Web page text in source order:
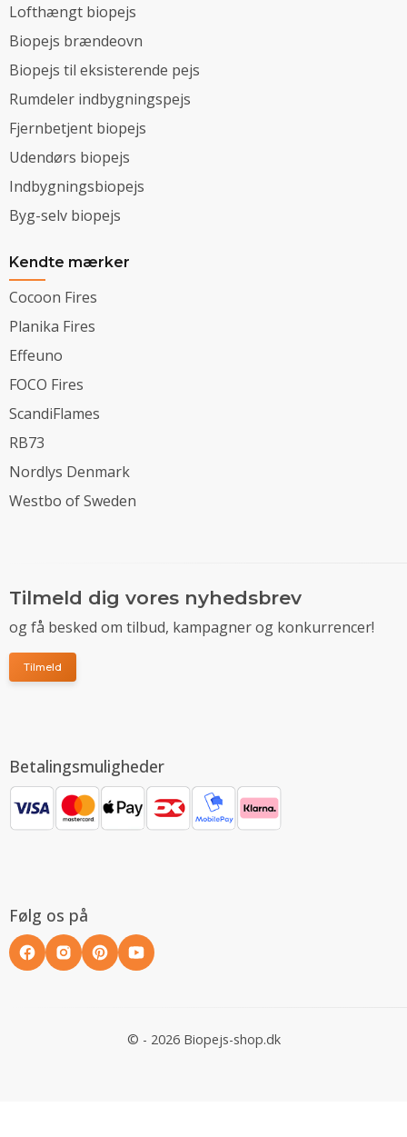
Lofthængt biopejs
Biopejs brændeovn
Biopejs til eksisterende pejs
Rumdeler indbygningspejs
Fjernbetjent biopejs
Udendørs biopejs
Indbygningsbiopejs
Byg-selv biopejs
Kendte mærker
Cocoon Fires
Planika Fires
Effeuno
FOCO Fires
ScandiFlames
RB73
Nordlys Denmark
Westbo of Sweden
Tilmeld dig vores nyhedsbrev
og få besked om tilbud, kampagner og konkurrencer!
Tilmeld
Betalingsmuligheder
Følg os på
© - 2026 Biopejs-shop.dk